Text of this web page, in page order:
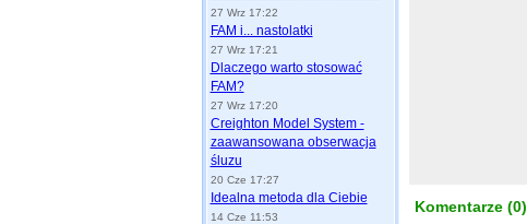
27 Wrz 17:22
FAM i... nastolatki
27 Wrz 17:21
Dlaczego warto stosować
FAM?
27 Wrz 17:20
Creighton Model System -
zaawansowana obserwacja
śluzu
20 Cze 17:27
Idealna metoda dla Ciebie
14 Cze 11:53
Komentarze (0)